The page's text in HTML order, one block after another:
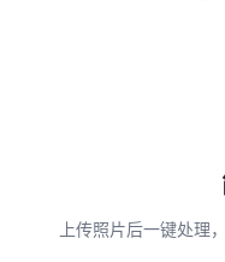
上传照片后一键处理